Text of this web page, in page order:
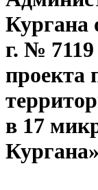
Кургана
г. №
проекта
в 17
Кургана»